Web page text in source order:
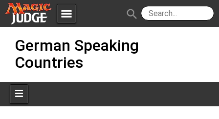
menu
JudgeApps
Policies
search
content
German Speaking
Countries